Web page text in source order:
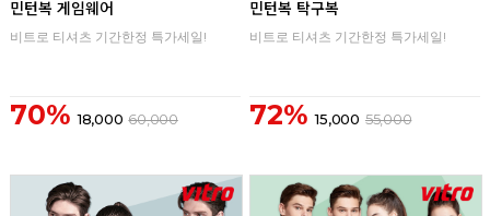
민턴복 게임웨어
비트로 티셔츠 기간한정 특가세일!
70% 18,000 60,000
민턴복 탁구복
비트로 티셔츠 기간한정 특가세일!
72% 15,000 55,000